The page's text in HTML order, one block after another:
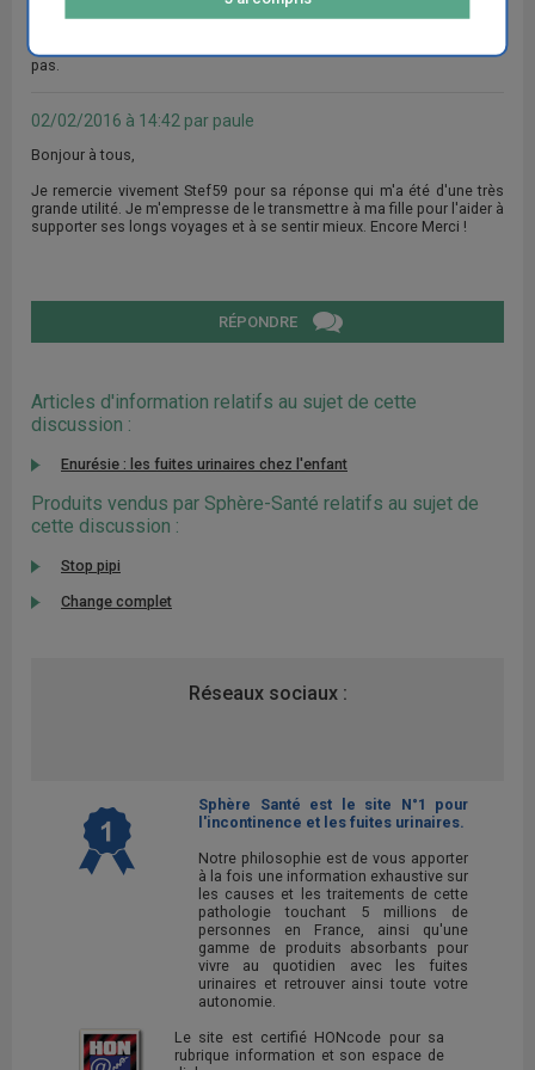
limiter si il devait avoir quelque fuite rajouter une culotte en plastique.
J'espère vous avoir aidé si vous avez d'autres questions n'hésitez
pas.
02/02/2016 à 14:42 par paule
Bonjour à tous,
Je remercie vivement Stef59 pour sa réponse qui m'a été d'une très
grande utilité. Je m'empresse de le transmettre à ma fille pour l'aider à
supporter ses longs voyages et à se sentir mieux. Encore Merci !
RÉPONDRE
Articles d'information relatifs au sujet de cette
discussion :
Enurésie : les fuites urinaires chez l'enfant
Produits vendus par Sphère-Santé relatifs au sujet de
cette discussion :
Stop pipi
Change complet
Réseaux sociaux :
Sphère Santé est le site N°1 pour
l'incontinence et les fuites urinaires.
Notre philosophie est de vous apporter
à la fois une information exhaustive sur
les causes et les traitements de cette
pathologie touchant 5 millions de
personnes en France, ainsi qu'une
gamme de produits absorbants pour
vivre au quotidien avec les fuites
urinaires et retrouver ainsi toute votre
autonomie.
Le site est certifié HONcode pour sa
rubrique information et son espace de